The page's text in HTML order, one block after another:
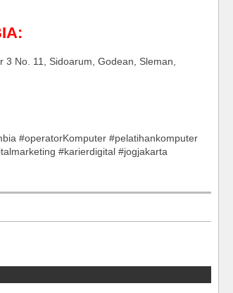
No. 11, Sidoarum, Godean, Sleman,
#operatorKomputer #pelatihankomputer
#karierdigital #jogjakarta